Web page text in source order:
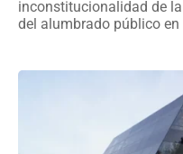
inconstitucionalidad de
del alumbrado público en